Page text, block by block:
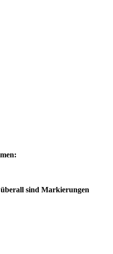
sind Markierungen